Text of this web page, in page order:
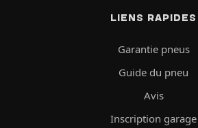
LIENS RAPIDES
Garantie pneus
Guide du pneu
Avis
Inscription garage